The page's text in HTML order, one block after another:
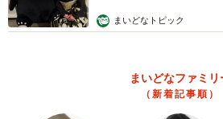
まいどなトピック
まいどなファミリ
（新着記事順）